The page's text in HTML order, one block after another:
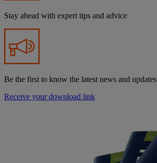
Stay ahead with expert tips and advice
Be the first to know the latest news and updates
Receive your download link